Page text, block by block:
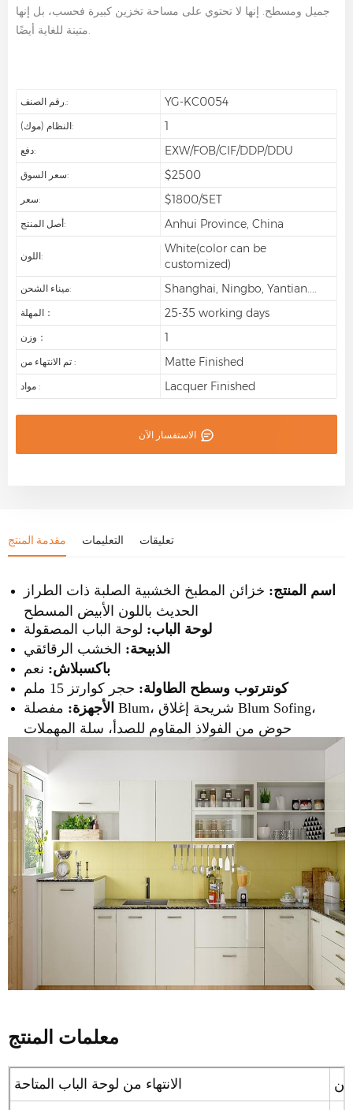
جميل ومسطح. إنها لا تحتوي على مساحة تخزين كبيرة فحسب، بل إنها
رقم الصنف.: YG-KC0054
النظام (موك): 1
دفع: EXW/FOB/CIF/DDP/DDU
سعر السوق: $2500
سعر: $1800/SET
أصل المنتج: Anhui Province, China
اللون:
White(color can be
customized)
ميناء الشحن: Shanghai, Ningbo, Yantian....
المهلة： 25-35 working days
وزن： 1
تم الانتهاء من : Matte Finished
مواد : Lacquer Finished
الاستفسار الآن
مقدمة المنتج التعليمات تعليقات
اسم المنتج: خزائن المطبخ الخشبية الصلبة ذات الطراز
الحديث باللون الأبيض المسطح
لوحة الباب: لوحة الباب المصقولة
الذبيحة:
باكسبلاش: نعم
كونترتوب وسطح الطاولة:حجر كوارتز 15 ملم
الأجهزة: مفصلة Blum، شريحة إغلاق Blum Sofing،
حوض من الفولاذ المقاوم للصدأ، سلة المهملات
معلمات المنتج
الانتهاء من لوحة الباب المتاحة